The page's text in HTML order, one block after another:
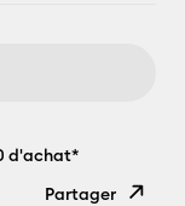
d'achat*
Partager